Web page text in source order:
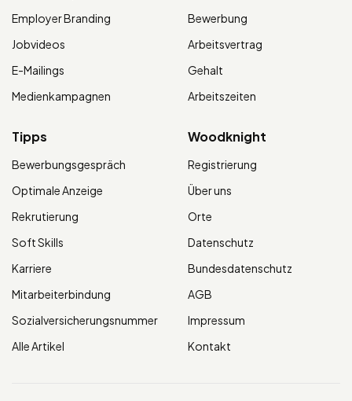
Employer Branding
Jobvideos
E-Mailings
Medienkampagnen
Bewerbung
Arbeitsvertrag
Gehalt
Arbeitszeiten
Tipps
Bewerbungsgespräch
Optimale Anzeige
Rekrutierung
Soft Skills
Karriere
Mitarbeiterbindung
Sozialversicherungsnummer
Alle Artikel
Woodknight
Registrierung
Über uns
Orte
Datenschutz
Bundesdatenschutz
AGB
Impressum
Kontakt